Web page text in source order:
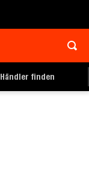
Händler finden